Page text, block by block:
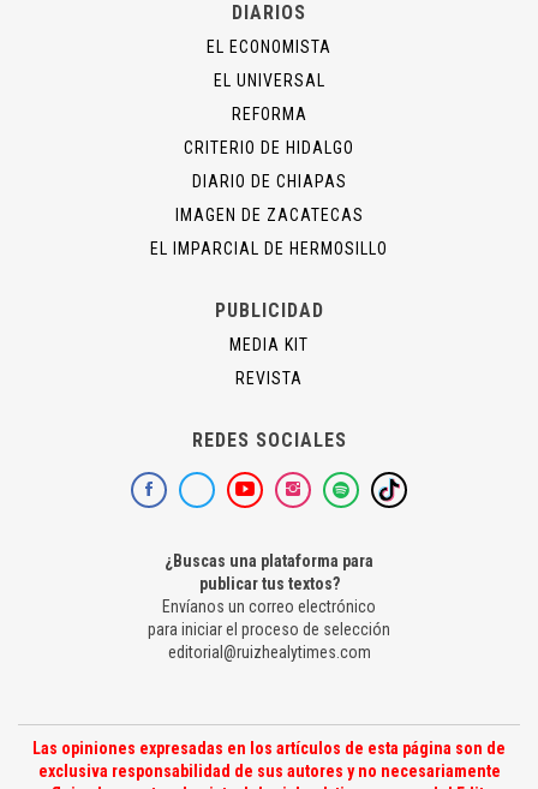
DIARIOS
EL ECONOMISTA
EL UNIVERSAL
REFORMA
CRITERIO DE HIDALGO
DIARIO DE CHIAPAS
IMAGEN DE ZACATECAS
EL IMPARCIAL DE HERMOSILLO
PUBLICIDAD
MEDIA KIT
REVISTA
REDES SOCIALES
¿Buscas una plataforma para
publicar tus textos?
Envíanos un correo electrónico
para iniciar el proceso de selección
editorial@ruizhealytimes.com
Las opiniones expresadas en los artículos de esta página son de
exclusiva responsabilidad de sus autores y no necesariamente